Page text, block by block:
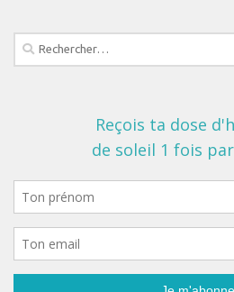
Rechercher :